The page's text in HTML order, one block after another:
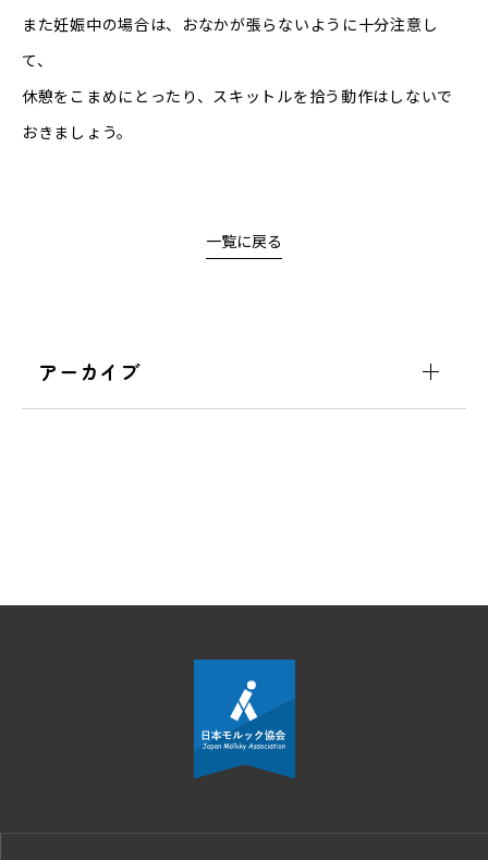
また妊娠中の場合は、おなかが張らないように十分注意し
て、
休憩をこまめにとったり、スキットルを拾う動作はしないで
おきましょう。
一覧に戻る
アーカイブ